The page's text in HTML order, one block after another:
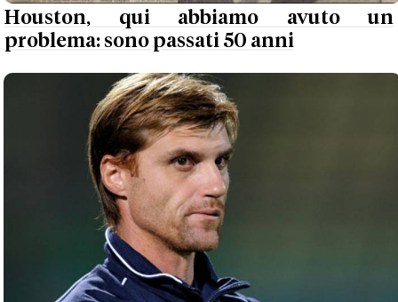
Houston, qui abbiamo avuto un
problema: sono passati 50 anni